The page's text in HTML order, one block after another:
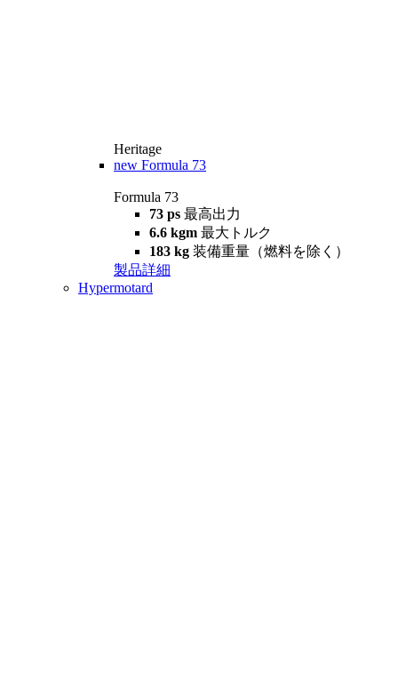
Heritage
new Formula 73
Formula 73
73 ps 最高出力
6.6 kgm 最大トルク
183 kg 装備重量（燃料を除く）
製品詳細
Hypermotard